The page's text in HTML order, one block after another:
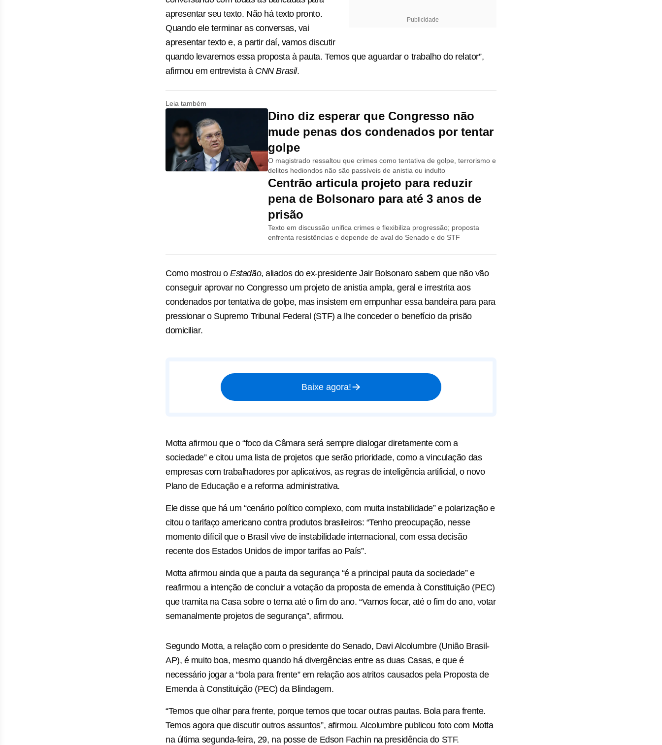
Publicidade
apresentar seu texto. Não há texto pronto.
Quando ele terminar as conversas, vai
apresentar texto e, a partir daí, vamos discutir
quando levaremos essa proposta à pauta. Temos que aguardar o trabalho do relator”,
afirmou em entrevista à CNN Brasil.
Leia também
Dino diz esperar que Congresso não
mude penas dos condenados por tentar
golpe
O magistrado ressaltou que crimes como tentativa de golpe, terrorismo e
delitos hediondos não são passíveis de anistia ou indulto
Centrão articula projeto para reduzir
pena de Bolsonaro para até 3 anos de
prisão
Texto em discussão unifica crimes e flexibiliza progressão; proposta
enfrenta resistências e depende de aval do Senado e do STF
Como mostrou oEstadão, aliados do ex-presidente Jair Bolsonaro sabem que não vão
conseguir aprovar no Congresso um projeto de anistia ampla, geral e irrestrita aos
condenados por tentativa de golpe, mas insistem em empunhar essa bandeira para para
pressionar o Supremo Tribunal Federal (STF) a lhe conceder o benefício da prisão
domiciliar.
Baixe agora!
Motta afirmou que o “foco da Câmara será sempre dialogar diretamente com a
sociedade” e citou uma lista de projetos que serão prioridade, como a vinculação das
empresas com trabalhadores por aplicativos, as regras de inteligência artificial, o novo
Plano de Educação e a reforma administrativa.
Ele disse que há um “cenário político complexo, com muita instabilidade” e polarização e
citou o tarifaço americano contra produtos brasileiros: “Tenho preocupação, nesse
momento difícil que o Brasil vive de instabilidade internacional, com essa decisão
recente dos Estados Unidos de impor tarifas ao País”.
Motta afirmou ainda que a pauta da segurança “é a principal pauta da sociedade” e
reafirmou a intenção de concluir a votação da proposta de emenda à Constituição (PEC)
que tramita na Casa sobre o tema até o fim do ano. “Vamos focar, até o fim do ano, votar
semanalmente projetos de segurança”, afirmou.
Segundo Motta, a relação com o presidente do Senado, Davi Alcolumbre (União Brasil-
AP), é muito boa, mesmo quando há divergências entre as duas Casas, e que é
necessário jogar a “bola para frente” em relação aos atritos causados pela Proposta de
Emenda à Constituição (PEC) da Blindagem.
“Temos que olhar para frente, porque temos que tocar outras pautas. Bola para frente.
Temos agora que discutir outros assuntos”, afirmou. Alcolumbre publicou foto com Motta
na última segunda-feira, 29, na posse de Edson Fachin na presidência do STF.